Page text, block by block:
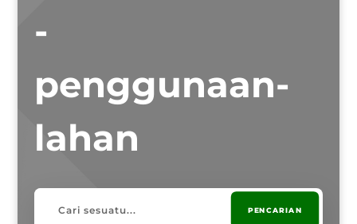
-
penggunaan-
lahan